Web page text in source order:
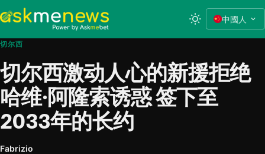
中國人
切尔西
切尔西激动人心的新援拒绝
哈维·阿隆索诱惑 签下至
2033年的长约
Fabrizio